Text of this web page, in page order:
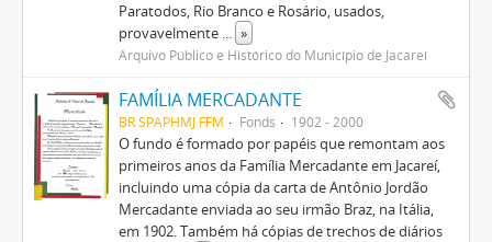
Paratodos, Rio Branco e Rosário, usados,
provavelmente ... »
Arquivo Público e Histórico do Município de Jacareí
FAMÍLIA MERCADANTE
BR SPAPHMJ FFM Fonds 1902 - 2000
O fundo é formado por papéis que remontam aos
primeiros anos da Família Mercadante em Jacareí,
incluindo uma cópia da carta de Antônio Jordão
Mercadante enviada ao seu irmão Braz, na Itália,
em 1902. Também há cópias de trechos de diários